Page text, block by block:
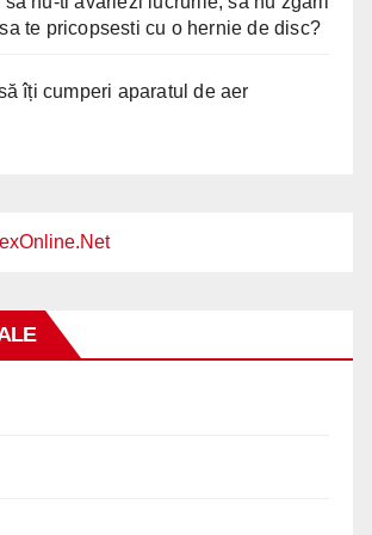
te pricopsesti cu o hernie de disc?
îți cumperi aparatul de aer